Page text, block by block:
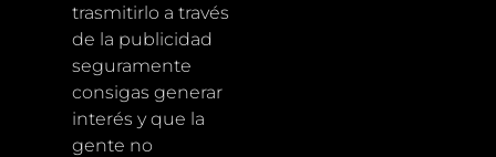
trasmitirlo a través
de la publicidad
seguramente
consigas generar
interés y que la
gente no